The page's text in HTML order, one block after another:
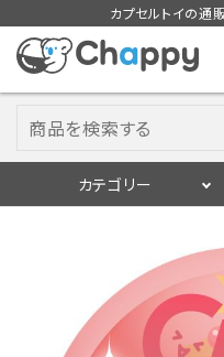
カプセルトイの通
カテゴリー
入荷スケジュー